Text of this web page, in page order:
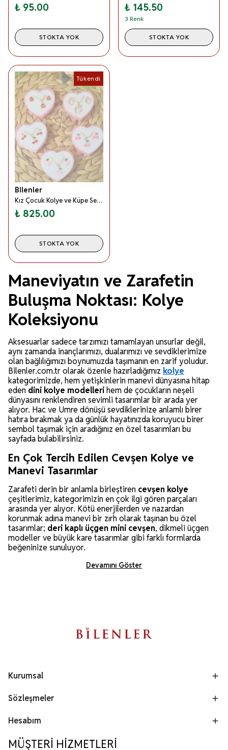
₺ 95.00
STOKTA YOK
₺ 145.50
3 Renk
STOKTA YOK
Tükendi
Bilenler
Kız Çocuk Kolye ve Küpe Seti 1 Adet – Kalpli Plastik Kutuda (Karışık Desen)
₺ 825.00
STOKTA YOK
Maneviyatın ve Zarafetin
Buluşma Noktası: Kolye
Koleksiyonu
Aksesuarlar sadece tarzımızı tamamlayan unsurlar değil,
aynı zamanda inançlarımızı, dualarımızı ve sevdiklerimize
olan bağlılığımızı boynumuzda taşımanın en zarif yoludur.
Bilenler.com.tr olarak özenle hazırladığımız kolye
kategorimizde, hem yetişkinlerin manevi dünyasına hitap
eden dini kolye modelleri hem de çocukların neşeli
dünyasını renklendiren sevimli tasarımlar bir arada yer
alıyor. Hac ve Umre dönüşü sevdiklerinize anlamlı birer
hatıra bırakmak ya da günlük hayatınızda koruyucu birer
sembol taşımak için aradığınız en özel tasarımları bu
sayfada bulabilirsiniz.
En Çok Tercih Edilen Cevşen Kolye ve
Manevi Tasarımlar
Zarafeti derin bir anlamla birleştiren cevşen kolye
çeşitlerimiz, kategorimizin en çok ilgi gören parçaları
arasında yer alıyor. Kötü enerjilerden ve nazardan
korunmak adına manevi bir zırh olarak taşınan bu özel
tasarımlar; deri kaplı üçgen mini cevşen, dikmeli üçgen
modeller ve büyük kare tasarımlar gibi farklı formlarda
beğeninize sunuluyor.
Devamını Göster
Kurumsal
Sözleşmeler
Hesabım
MÜŞTERİ HİZMETLERİ